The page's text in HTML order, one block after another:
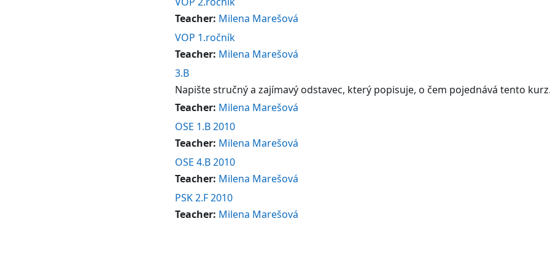
Teacher: Milena Marešová
VOP 1.ročník
Teacher: Milena Marešová
3.B
Napište stručný a zajímavý odstavec, který popisuje, o čem pojednává tento
Teacher: Milena Marešová
OSE 1.B 2010
Teacher: Milena Marešová
OSE 4.B 2010
Teacher: Milena Marešová
PSK 2.F 2010
Teacher: Milena Marešová